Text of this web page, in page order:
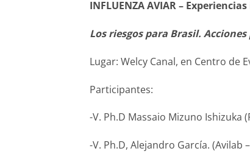
INFLUENZA AVIAR –
Los riesgos para Brasil.
Lugar: Welcy Canal, en Centro de
Participantes:
-V. Ph.D Massaio Mizuno Ishizuka
-V. Ph.D, Alejandro García. (Avilab